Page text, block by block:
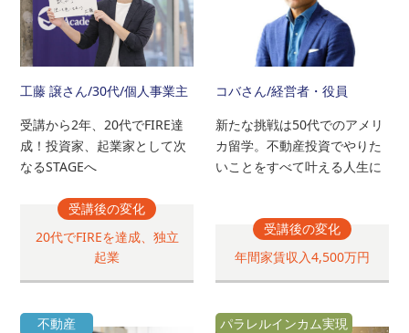
工藤 譲さん/30代/個人事業主
受講から2年、20代でFIRE達
成！投資家、起業家として次
なるSTAGEへ
受講後の変化
20代でFIREを達成、独立
起業
コバさん/経営者・役員
新たな挑戦は50代でのアメリ
カ留学。不動産投資でやりた
いことをすべて叶える人生に
受講後の変化
年間家賃収入4,500万円
不動産 パラレルインカム実現